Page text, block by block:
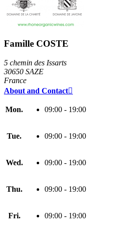
Famille COSTE
5 chemin des Issarts
30650 SAZE
France
About and Contact
Mon. 09:00 - 19:00
Tue. 09:00 - 19:00
Wed. 09:00 - 19:00
Thu. 09:00 - 19:00
Fri. 09:00 - 19:00